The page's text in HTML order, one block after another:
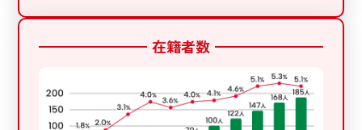
在籍者数